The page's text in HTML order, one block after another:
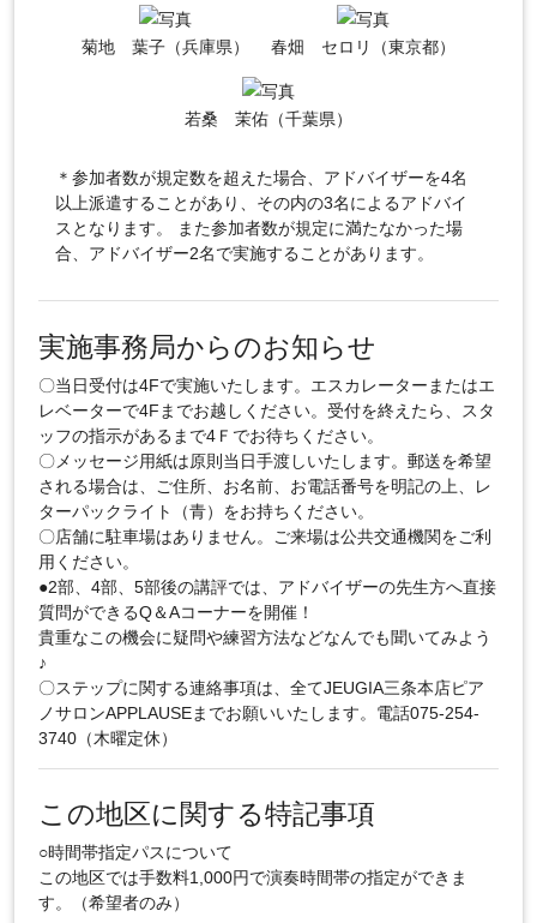
菊地 葉子（兵庫県） 春畑 セロリ（東京都）
若桑 茉佑（千葉県）
＊参加者数が規定数を超えた場合、アドバイザーを4名
以上派遣することがあり、その内の3名によるアドバイ
スとなります。 また参加者数が規定に満たなかった場
合、アドバイザー2名で実施することがあります。
実施事務局からのお知らせ
〇当日受付は4Fで実施いたします。エスカレーターまたはエ
レベーターで4Fまでお越しください。受付を終えたら、スタ
ッフの指示があるまで4Ｆでお待ちください。
〇メッセージ用紙は原則当日手渡しいたします。郵送を希望
される場合は、ご住所、お名前、お電話番号を明記の上、レ
ターパックライト（青）をお持ちください。
〇店舗に駐車場はありません。ご来場は公共交通機関をご利
用ください。
●2部、4部、5部後の講評では、アドバイザーの先生方へ直接
質問ができるQ＆Aコーナーを開催！
貴重なこの機会に疑問や練習方法などなんでも聞いてみよう
♪
〇ステップに関する連絡事項は、全てJEUGIA三条本店ピア
ノサロンAPPLAUSEまでお願いいたします。電話075-254-
3740（木曜定休）
この地区に関する特記事項
○時間帯指定パスについて
この地区では手数料1,000円で演奏時間帯の指定ができま
す。（希望者のみ）